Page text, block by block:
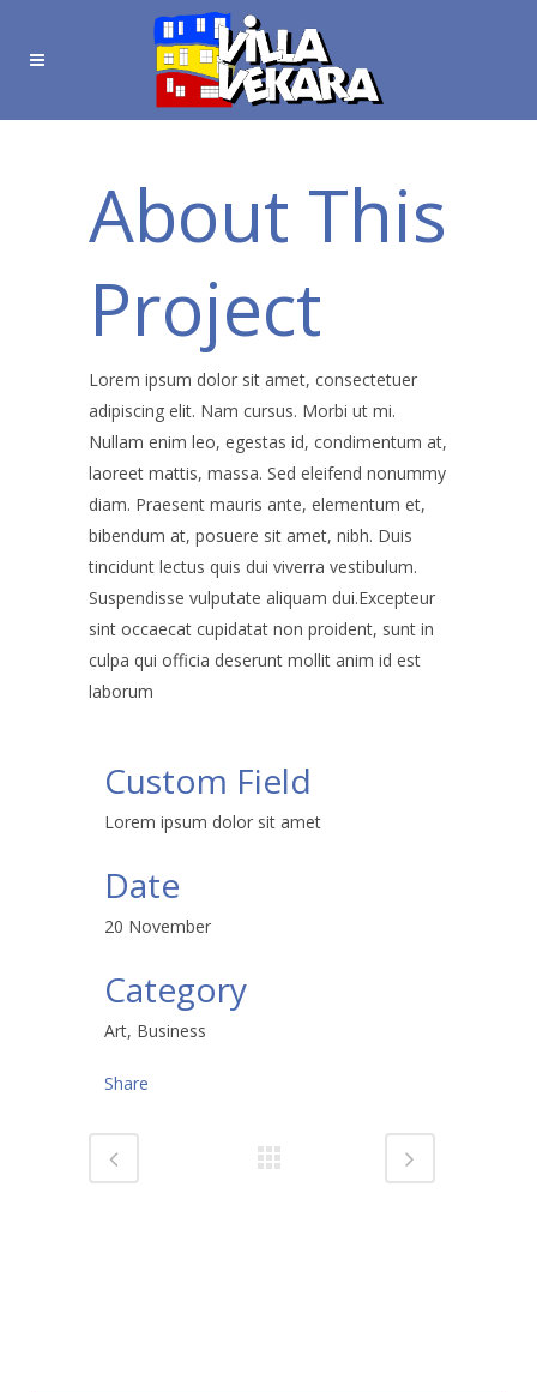
About This
Project
Lorem ipsum dolor sit amet, consectetuer
adipiscing elit. Nam cursus. Morbi ut mi.
Nullam enim leo, egestas id, condimentum at,
laoreet mattis, massa. Sed eleifend nonummy
diam. Praesent mauris ante, elementum et,
bibendum at, posuere sit amet, nibh. Duis
tincidunt lectus quis dui viverra vestibulum.
Suspendisse vulputate aliquam dui.Excepteur
sint occaecat cupidatat non proident, sunt in
culpa qui officia deserunt mollit anim id est
laborum
Custom Field
Lorem ipsum dolor sit amet
Date
20 November
Category
Art, Business
Share